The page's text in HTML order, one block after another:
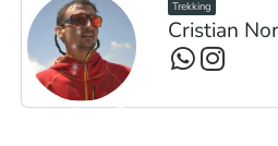
Trekking
Cristian